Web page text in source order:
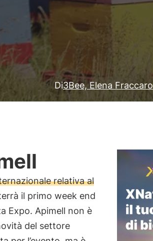
Di3Bee, Elena Fraccaro
relativa al
il primo week end
Expo. Apimell non è
del settore